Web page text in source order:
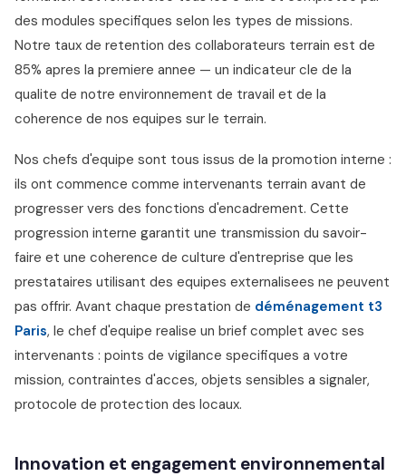
des modules specifiques selon les types de missions.
Notre taux de retention des collaborateurs terrain est de
85% apres la premiere annee — un indicateur cle de la
qualite de notre environnement de travail et de la
coherence de nos equipes sur le terrain.
Nos chefs d'equipe sont tous issus de la promotion interne :
ils ont commence comme intervenants terrain avant de
progresser vers des fonctions d'encadrement. Cette
progression interne garantit une transmission du savoir-
faire et une coherence de culture d'entreprise que les
prestataires utilisant des equipes externalisees ne peuvent
pas offrir. Avant chaque prestation de déménagement t3
Paris, le chef d'equipe realise un brief complet avec ses
intervenants : points de vigilance specifiques a votre
mission, contraintes d'acces, objets sensibles a signaler,
protocole de protection des locaux.
Innovation et engagement environnemental